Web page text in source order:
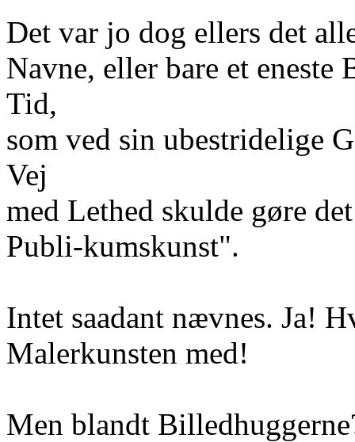
Det var jo dog ellers det
Navne, eller bare et
Tid,
som ved sin ubestridelige
Vej
med Lethed skulde gøre
Publi-kumskunst".
Intet saadant nævnes. Ja!
Malerkunsten med!
Men blandt